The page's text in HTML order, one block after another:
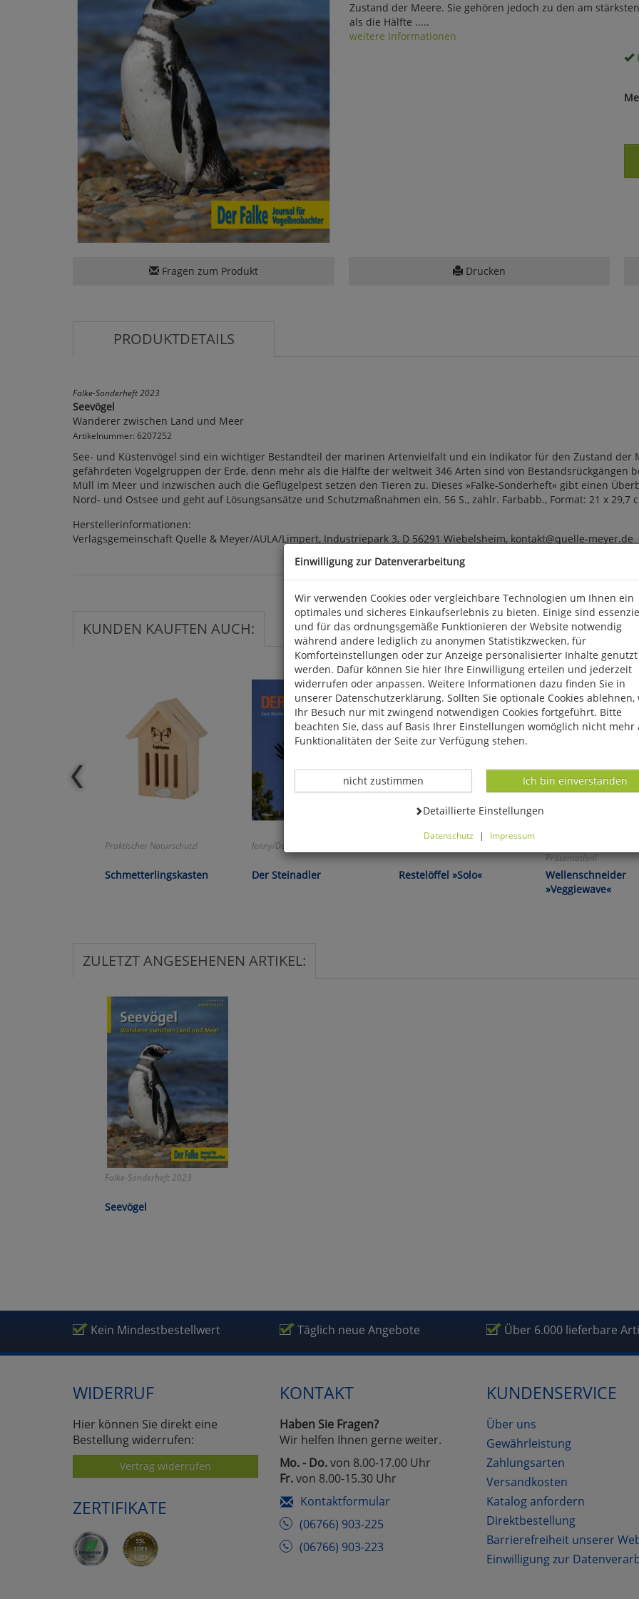
Zustand der Meere. Sie gehören jedoch zu den am
als die Hälfte .....
weitere Informationen
Fragen zum Produkt Drucken
PRODUKTDETAILS
Falke-Sonderheft 2023
Seevögel
Wanderer zwischen Land und Meer
Artikelnummer: 6207252
See- und Küstenvögel sind ein wichtiger Bestandteil der marinen Artenvielfalt und ein Indikator für den Zustand der
gefährdeten Vogelgruppen der Erde, denn mehr als die Hälfte der weltweit 346 Arten sind von Bestandsrückgängen
Müll im Meer und inzwischen auch die Geflügelpest setzen den Tieren zu. Dieses »Falke-Sonderheft« gibt einen
Nord- und Ostsee und geht auf Lösungsansätze und Schutzmaßnahmen ein. 56 S., zahlr. Farbabb., Format: 21 x 29,7
Herstellerinformationen:
Verlagsgemeinschaft Quelle & Meyer/AULA/Limpert, Industriepark 3, D 56291 Wiebelsheim, kontakt@quelle-meyer.de
KUNDEN KAUFTEN AUCH:
Praktischer Naturschutz!
Schmetterlingskasten
Jenny/Denis/Haller:
Der Steinadler Restelöffel »Solo«
Präsentation!
Wellenschneider
»Veggiewave«
ZULETZT ANGESEHENEN ARTIKEL:
Falke-Sonderheft 2023
Seevögel
Kein Mindestbestellwert Täglich neue Angebote Über 6.000 lieferbare
WIDERRUF
Hier können Sie direkt eine
Bestellung widerrufen:
Vertrag widerrufen
ZERTIFIKATE
KONTAKT
Haben Sie Fragen?
Wir helfen Ihnen gerne weiter.
Mo. - Do.von 8.00-17.00 Uhr
Fr.von 8.00-15.30 Uhr
Kontaktformular
(06766) 903-225
(06766) 903-223
KUNDENSERVICE
Über uns
Gewährleistung
Zahlungsarten
Versandkosten
Katalog anfordern
Direktbestellung
Barrierefreiheit unserer
Einwilligung zur
Einwilligung zur Datenverarbeitung
Wir verwenden Cookies oder vergleichbare Technologien um Ihnen ein
optimales und sicheres Einkaufserlebnis zu bieten. Einige sind
und für das ordnungsgemäße Funktionieren der Website notwendig
während andere lediglich zu anonymen Statistikzwecken, für
Komforteinstellungen oder zur Anzeige personalisierter Inhalte genutzt
werden. Dafür können Sie hier Ihre Einwilligung erteilen und jederzeit
widerrufen oder anpassen. Weitere Informationen dazu finden Sie in
unserer Datenschutzerklärung. Sollten Sie optionale Cookies ablehnen,
Ihr Besuch nur mit zwingend notwendigen Cookies fortgeführt. Bitte
beachten Sie, dass auf Basis Ihrer Einstellungen womöglich nicht mehr
Funktionalitäten der Seite zur Verfügung stehen.
Datenverarbeitung -
Ich bin einverstanden
Datenverarbeitung -
nicht zustimmen
Datenverarbeitung -
Detaillierte Einstellungen
Datenschutz | Impressum
Cookies ablehnen, wird Ihr Besuch nur mit zwingend notwendigen
fortgeführt. Bitte beachten Sie, dass auf Basis Ihrer Einstellungen
nicht mehr alle Funktionalitäten der Seite zur Verfügung stehen.